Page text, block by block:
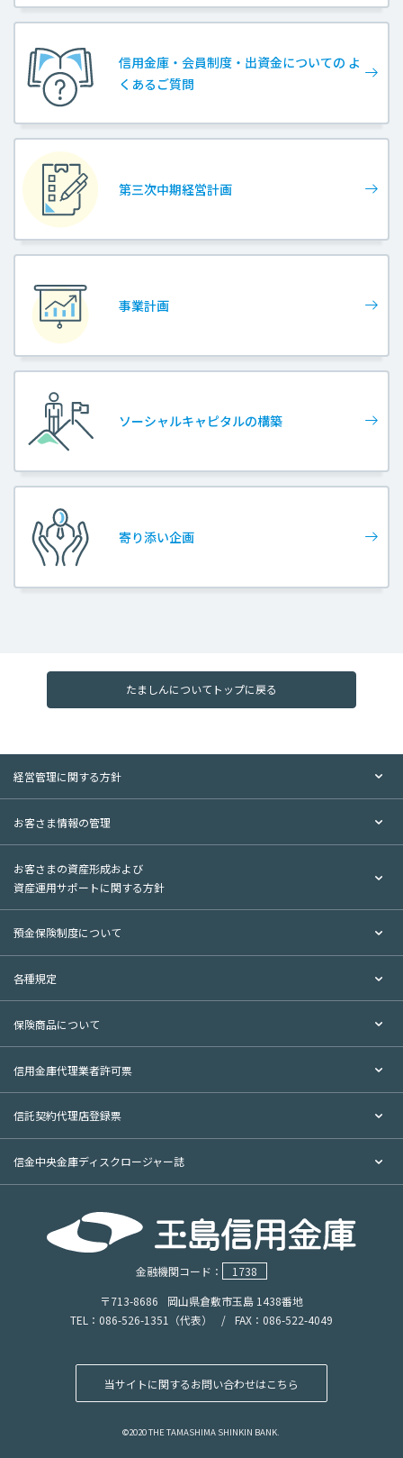
信用金庫・会員制度・出資金についての よ
くあるご質問
第三次中期経営計画
事業計画
ソーシャルキャピタルの構築
寄り添い企画
たましんについてトップに戻る
経営管理に関する方針
お客さま情報の管理
お客さまの資産形成および
資産運用サポートに関する方針
預金保険制度について
各種規定
保険商品について
信用金庫代理業者許可票
信託契約代理店登録票
信金中央金庫ディスクロージャー誌
金融機関コード：
1738
〒713-8686
岡山県倉敷市玉島 1438番地
TEL：086-526-1351（代表）
/ FAX：086-522-4049
当サイトに関するお問い合わせはこちら
©2020 THE TAMASHIMA SHINKIN BANK.